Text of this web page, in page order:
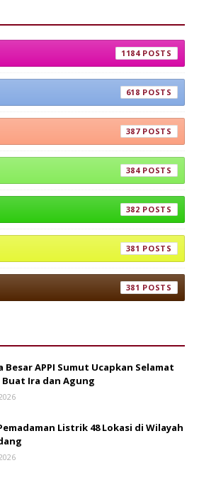
1184
618
387
384
382
381
381
Besar APPI Sumut Ucapkan Selamat
Buat Ira dan Agung
Listrik 48 Lokasi di Wilayah